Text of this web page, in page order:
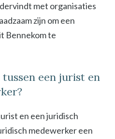
met organisaties
zijn om een
Bennekom te
een jurist en
en een juridisch
medewerker een